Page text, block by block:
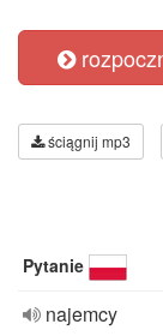
ściągnij mp3
Pytanie
najemcy